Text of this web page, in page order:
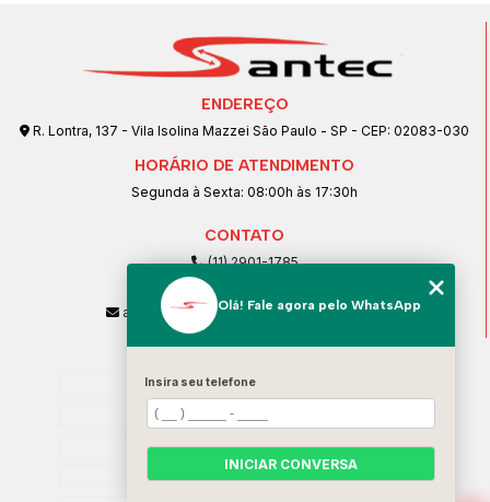
ENDEREÇO
R. Lontra, 137 - Vila Isolina Mazzei São Paulo - SP - CEP: 02083-030
HORÁRIO DE ATENDIMENTO
Segunda à Sexta: 08:00h às 17:30h
CONTATO
(11) 2901-1785
(11) 99239-1832
atendimento@santeccopiadoras.com.br
Home
Empresa
SERVIÇOS
Contato
Olá! Fale agora pelo WhatsApp
Insira seu telefone
INICIAR CONVERSA